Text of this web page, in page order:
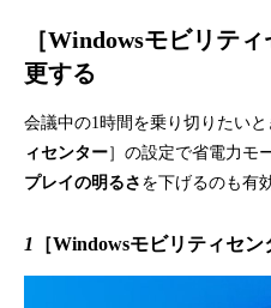
［Windowsモビリテ
更する
会議中の1時間を乗り切りたいと
ィセンター］の設定で省電力モ
プレイの明るさ を下げるのも有
1 ［Windowsモビリティセ